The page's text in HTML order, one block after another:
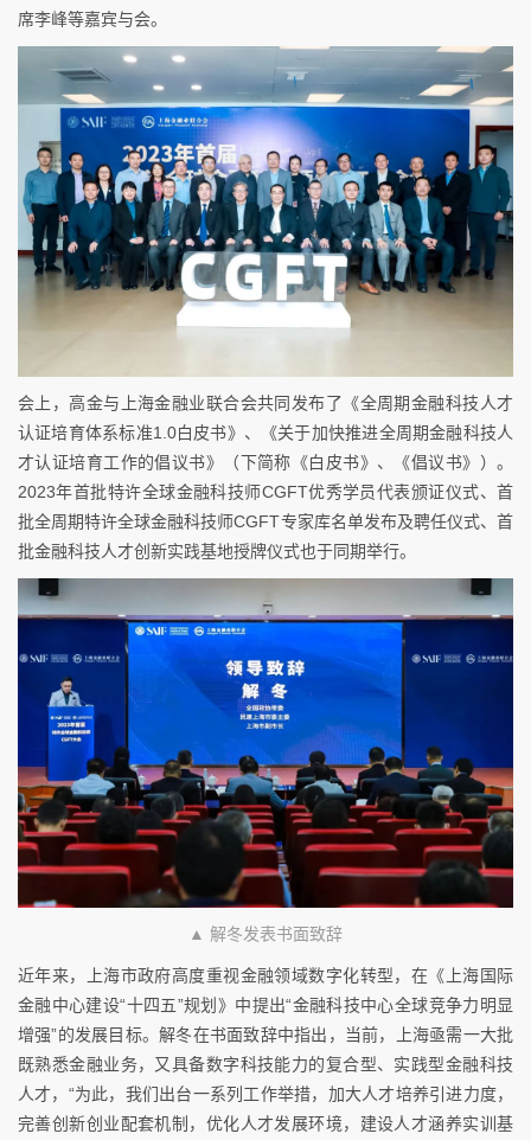
席李峰等嘉宾与会。
会上，高金与上海金融业联合会共同发布了《全周期金融科技人才
认证培育体系标准1.0白皮书》、《关于加快推进全周期金融科技人
才认证培育工作的倡议书》（下简称《白皮书》、《倡议书》）。
2023年首批特许全球金融科技师CGFT优秀学员代表颁证仪式、首
批全周期特许全球金融科技师CGFT专家库名单发布及聘任仪式、首
批金融科技人才创新实践基地授牌仪式也于同期举行。
▲ 解冬发表书面致辞
近年来，上海市政府高度重视金融领域数字化转型，在《上海国际
金融中心建设“十四五”规划》中提出“金融科技中心全球竞争力明显
增强”的发展目标。解冬在书面致辞中指出，当前，上海亟需一大批
既熟悉金融业务，又具备数字科技能力的复合型、实践型金融科技
人才，“为此，我们出台一系列工作举措，加大人才培养引进力度，
完善创新创业配套机制，优化人才发展环境，建设人才涵养实训基